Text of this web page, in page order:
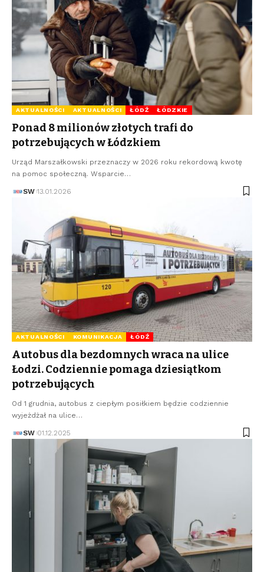
AKTUALNOŚCI AKTUALNOŚCI ŁÓDŹ ŁÓDZKIE
Ponad 8 milionów złotych trafi do
potrzebujących w Łódzkiem
Urząd Marszałkowski przeznaczy w 2026 roku rekordową kwotę
na pomoc społeczną. Wsparcie…
SW 13.01.2026
AKTUALNOŚCI KOMUNIKACJA ŁÓDŹ
Autobus dla bezdomnych wraca na ulice
Łodzi. Codziennie pomaga dziesiątkom
potrzebujących
Od 1 grudnia, autobus z ciepłym posiłkiem będzie codziennie
wyjeżdżał na ulice…
SW 01.12.2025